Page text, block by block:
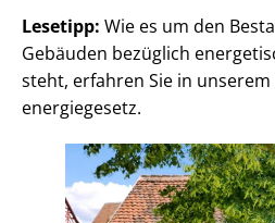
Lesetipp: Wie es um den
Gebäuden bezüglich
steht, erfahren Sie in
en­er­gie­ge­setz.